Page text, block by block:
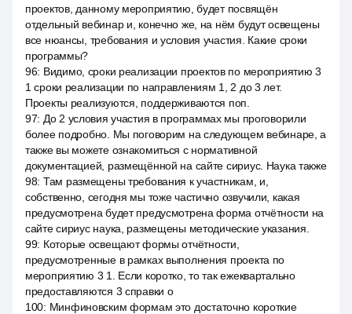
проектов, данному мероприятию, будет посвящён
отдельный вебинар и, конечно же, на нём будут освещены
все нюансы, требования и условия участия. Какие сроки
программы?
96: Видимо, сроки реализации проектов по мероприятию 3
1 сроки реализации по направлениям 1, 2 до 3 лет.
Проекты реализуются, поддерживаются поп.
97: До 2 условия участия в программах мы проговорили
более подробно. Мы поговорим на следующем вебинаре, а
также вы можете ознакомиться с нормативной
документацией, размещённой на сайте сириус. Наука также
98: Там размещены требования к участникам, и,
собственно, сегодня мы тоже частично озвучили, какая
предусмотрена будет предусмотрена форма отчётности на
сайте сириус наука, размещены методические указания.
99: Которые освещают формы отчётности,
предусмотренные в рамках выполнения проекта по
мероприятию 3 1. Если коротко, то так ежеквартально
предоставляются 3 справки о
100: Минфиновским формам это достаточно короткие